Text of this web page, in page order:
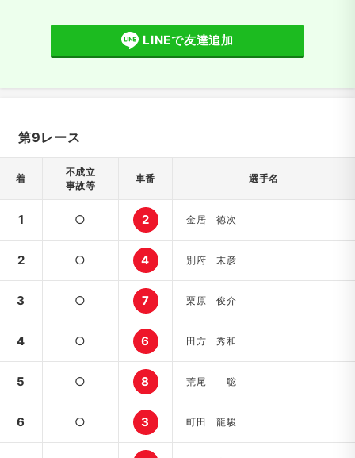
LINEで友達追加
第9レース
着
不成立
事故等
車番 選手名
1 ○ 2 金居 徳次
2 ○ 4 別府 末彦
3 ○ 7 栗原 俊介
4 ○ 6 田方 秀和
5 ○ 8 荒尾 聡
6 ○ 3 町田 龍駿